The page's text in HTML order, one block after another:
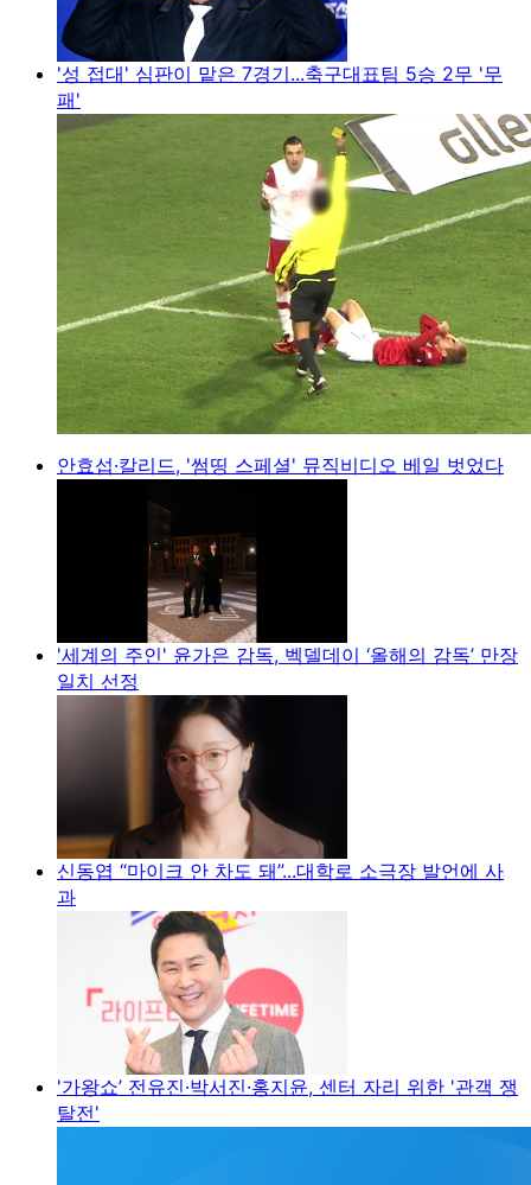
'성 접대' 심판이 맡은 7경기...축구대표팀 5승 2무 '무
패'
안효섭·칼리드, '썸띵 스페셜' 뮤직비디오 베일 벗었다
'세계의 주인' 윤가은 감독, 벡델데이 ‘올해의 감독’ 만장
일치 선정
신동엽 “마이크 안 차도 돼”...대학로 소극장 발언에 사
과
'가왕쇼’ 전유진·박서진·홍지윤, 센터 자리 위한 '관객 쟁
탈전'